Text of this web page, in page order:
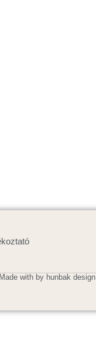
Made with by hunbak design